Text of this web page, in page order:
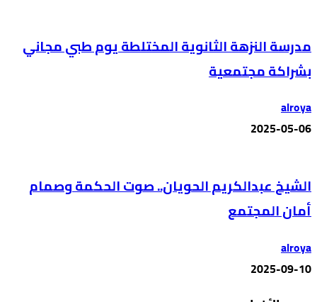
مدرسة النزهة الثانوية المختلطة يوم طبي مجاني
بشراكة مجتمعية
alroya
2025-05-06
الشيخ عبدالكريم الحويان.. صوت الحكمة وصمام
أمان المجتمع
alroya
2025-09-10